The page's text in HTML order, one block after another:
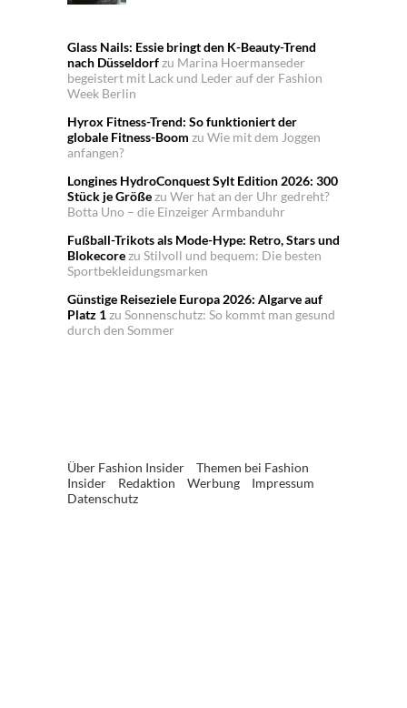
Glass Nails: Essie bringt den K-Beauty-Trend
nach Düsseldorfzu Marina Hoermanseder
begeistert mit Lack und Leder auf der Fashion
Week Berlin
Hyrox Fitness-Trend: So funktioniert der
globale Fitness-Boom zu Wie mit dem Joggen
anfangen?
Longines HydroConquest Sylt Edition 2026: 300
Stück je Größezu Wer hat an der Uhr gedreht?
Botta Uno – die Einzeiger Armbanduhr
Fußball-Trikots als Mode-Hype: Retro, Stars und
Blokecorezu Stilvoll und bequem: Die besten
Sportbekleidungsmarken
Günstige Reiseziele Europa 2026: Algarve auf
Platz 1zu Sonnenschutz: So kommt man gesund
durch den Sommer
Über Fashion Insider
Themen bei Fashion
Insider
Redaktion Werbung
Impressum
Datenschutz